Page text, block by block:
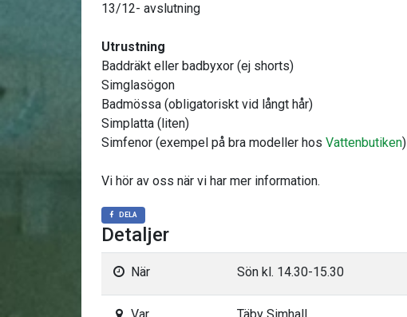
13/12- avslutning
Utrustning
Baddräkt eller badbyxor (ej shorts)
Simglasögon
Badmössa (obligatoriskt vid långt hår)
Simplatta (liten)
Simfenor (exempel på bra modeller hos Vattenbutiken)
Vi hör av oss när vi har mer information.
DELA
Detaljer
När Sön kl. 14.30-15.30